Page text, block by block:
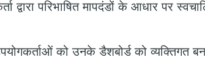
द्वारा परिभाषित मापदंडों के आधार पर
को उनके डैशबोर्ड को व्यक्तिगत